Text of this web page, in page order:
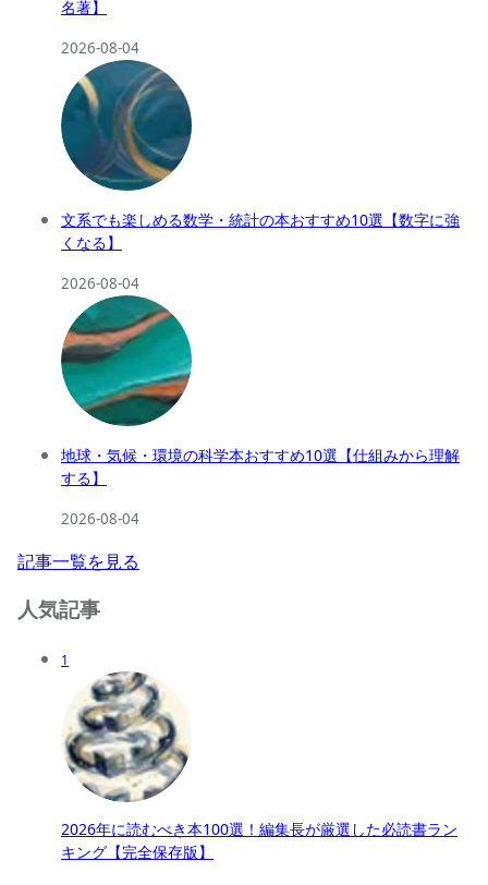
名著】
2026-08-04
文系でも楽しめる数学・統計の本おすすめ10選【数字に強
くなる】
2026-08-04
地球・気候・環境の科学本おすすめ10選【仕組みから理解
する】
2026-08-04
記事一覧を見る
人気記事
1
2026年に読むべき本100選！編集長が厳選した必読書ラン
キング【完全保存版】